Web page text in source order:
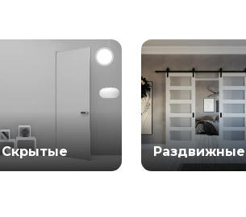
Скрытые Раздвижные